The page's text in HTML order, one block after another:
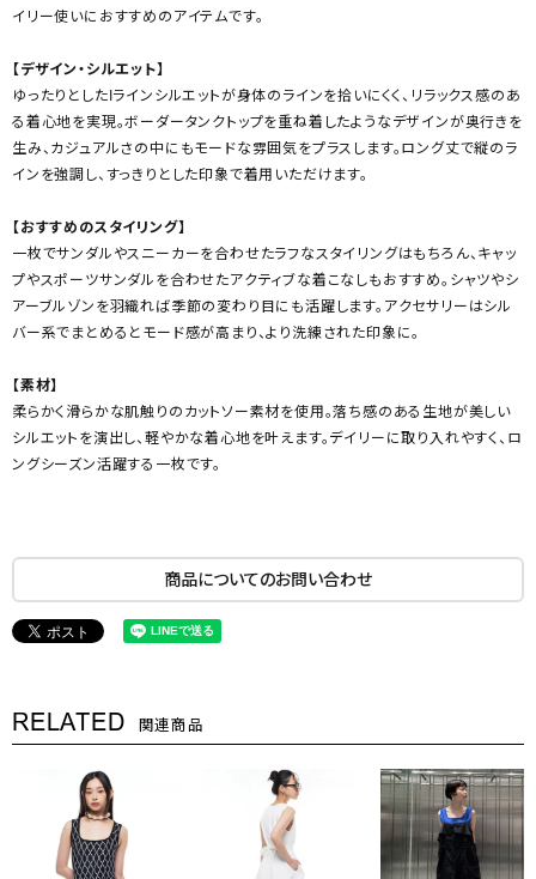
イリー使いにおすすめのアイテムです。
【デザイン・シルエット】
ゆったりとしたIラインシルエットが身体のラインを拾いにくく、リラックス感のあ
る着心地を実現。ボーダータンクトップを重ね着したようなデザインが奥行きを
生み、カジュアルさの中にもモードな雰囲気をプラスします。ロング丈で縦のラ
インを強調し、すっきりとした印象で着用いただけます。
【おすすめのスタイリング】
一枚でサンダルやスニーカーを合わせたラフなスタイリングはもちろん、キャッ
プやスポーツサンダルを合わせたアクティブな着こなしもおすすめ。シャツやシ
アーブルゾンを羽織れば季節の変わり目にも活躍します。アクセサリーはシル
バー系でまとめるとモード感が高まり、より洗練された印象に。
【素材】
柔らかく滑らかな肌触りのカットソー素材を使用。落ち感のある生地が美しい
シルエットを演出し、軽やかな着心地を叶えます。デイリーに取り入れやすく、ロ
ングシーズン活躍する一枚です。
商品についてのお問い合わせ
RELATED 関連商品